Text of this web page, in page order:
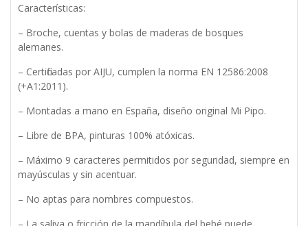
Características:
– Broche, cuentas y bolas de maderas de bosques
alemanes.
– Certificadas por AIJU, cumplen la norma EN 12586:2008
(+A1:2011).
– Montadas a mano en España, diseño original Mi Pipo.
– Libre de BPA, pinturas 100% atóxicas.
– Máximo 9 caracteres permitidos por seguridad, siempre en
mayúsculas y sin acentuar.
– No aptas para nombres compuestos.
– La saliva o fricción de la mandíbula del bebé puede